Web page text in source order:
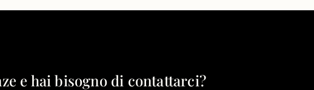
e hai bisogno di contattarci?